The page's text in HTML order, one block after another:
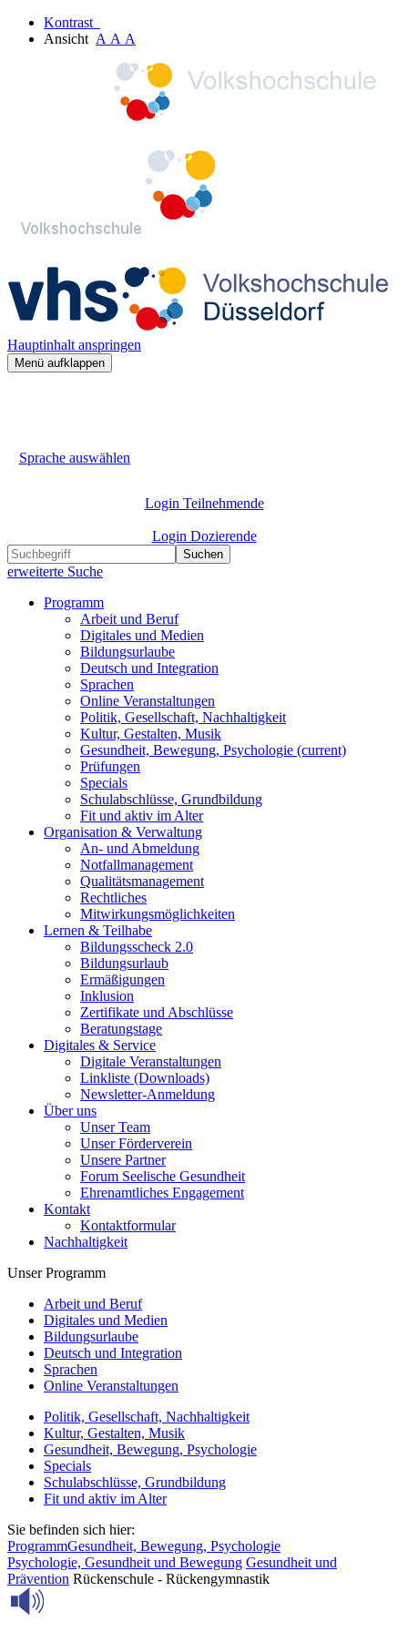
Kontrast
Ansicht A A A
Hauptinhalt anspringen
Menü aufklappen
Sprache auswählen
Login Teilnehmende
Login Dozierende
Suchen
erweiterte Suche
Programm
Arbeit und Beruf
Digitales und Medien
Bildungsurlaube
Deutsch und Integration
Sprachen
Online Veranstaltungen
Politik, Gesellschaft, Nachhaltigkeit
Kultur, Gestalten, Musik
Gesundheit, Bewegung, Psychologie (current)
Prüfungen
Specials
Schulabschlüsse, Grundbildung
Fit und aktiv im Alter
Organisation & Verwaltung
An- und Abmeldung
Notfallmanagement
Qualitätsmanagement
Rechtliches
Mitwirkungsmöglichkeiten
Lernen & Teilhabe
Bildungsscheck 2.0
Bildungsurlaub
Ermäßigungen
Inklusion
Zertifikate und Abschlüsse
Beratungstage
Digitales & Service
Digitale Veranstaltungen
Linkliste (Downloads)
Newsletter-Anmeldung
Über uns
Unser Team
Unser Förderverein
Unsere Partner
Forum Seelische Gesundheit
Ehrenamtliches Engagement
Kontakt
Kontaktformular
Nachhaltigkeit
Unser Programm
Arbeit und Beruf
Digitales und Medien
Bildungsurlaube
Deutsch und Integration
Sprachen
Online Veranstaltungen
Politik, Gesellschaft, Nachhaltigkeit
Kultur, Gestalten, Musik
Gesundheit, Bewegung, Psychologie
Specials
Schulabschlüsse, Grundbildung
Fit und aktiv im Alter
Sie befinden sich hier:
ProgrammGesundheit, Bewegung, Psychologie
Psychologie, Gesundheit und Bewegung Gesundheit und
Prävention Rückenschule - Rückengymnastik